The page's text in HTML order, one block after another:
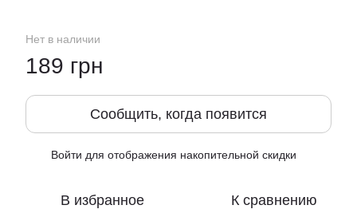
Нет в наличии
189 грн
Сообщить, когда появится
Войти для отображения накопительной скидки
В избранное К сравнению